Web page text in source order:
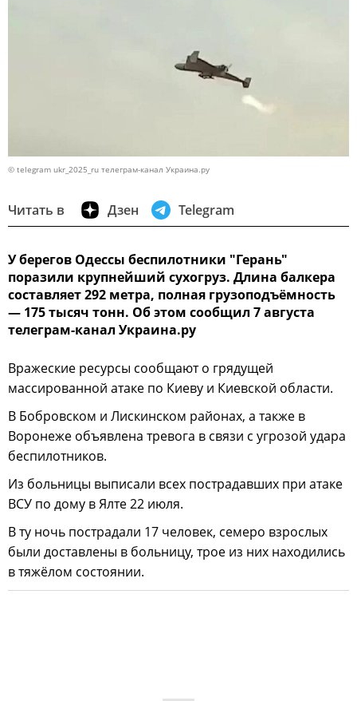
© telegram ukr_2025_ru телеграм-канал Украина.ру
Читать в Дзен Telegram
У берегов Одессы беспилотники "Герань"
поразили крупнейший сухогруз. Длина балкера
составляет 292 метра, полная грузоподъёмность
— 175 тысяч тонн. Об этом сообщил 7 августа
телеграм-канал Украина.ру
Вражеские ресурсы сообщают о грядущей
массированной атаке по Киеву и Киевской области.
В Бобровском и Лискинском районах, а также в
Воронеже объявлена тревога в связи с угрозой удара
беспилотников.
Из больницы выписали всех пострадавших при атаке
ВСУ по дому в Ялте 22 июля.
В ту ночь пострадали 17 человек, семеро взрослых
были доставлены в больницу, трое из них находились
в тяжёлом состоянии.